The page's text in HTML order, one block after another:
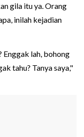
gila itu ya. Orang
inilah kejadian
Enggak lah, bohong
tahu? Tanya saya,"